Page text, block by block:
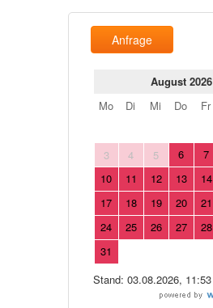
Anfrage
August 2026
Mo
Di Mi Do Fr
3
4 5 6 7
10
11 12 13 14
17
18 19 20 21
24
25 26 27 28
31
Stand: 03.08.2026, 11:53